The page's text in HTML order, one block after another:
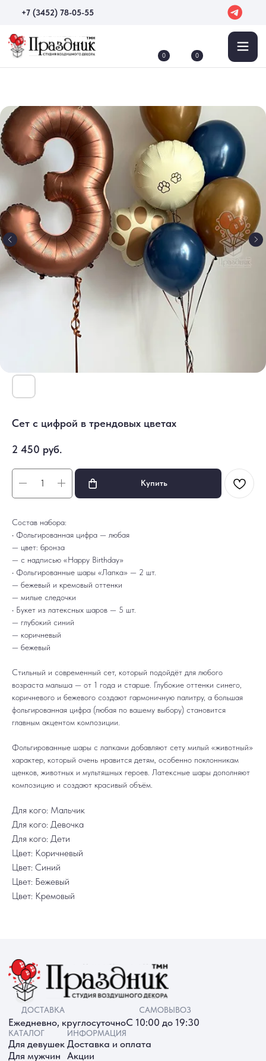
+7 (3452) 78-05-55
Сет с цифрой в трендовых цветах
2 450 руб.
Купить
Состав набора:
• Фольгированная цифра — любая
— цвет: бронза
— с надписью «Happy Birthday»
• Фольгированные шары «Лапка» — 2 шт.
— бежевый и кремовый оттенки
— милые следочки
• Букет из латексных шаров — 5 шт.
— глубокий синий
— коричневый
— бежевый
Стильный и современный сет, который подойдёт для любого
возраста малыша — от 1 года и старше. Глубокие оттенки синего,
коричневого и бежевого создают гармоничную палитру, а большая
фольгированная цифра (любая по вашему выбору) становится
главным акцентом композиции.
Фольгированные шары с лапками добавляют сету милый «животный»
характер, который очень нравится детям, особенно поклонникам
щенков, животных и мультяшных героев. Латексные шары дополняют
композицию и создают красивый объём.
Для кого: Мальчик
Для кого: Девочка
Для кого: Дети
Цвет: Коричневый
Цвет: Синий
Цвет: Бежевый
Цвет: Кремовый
ДОСТАВКА САМОВЫВОЗ
Для девушек
Для мужчин
Для детей
Цифры
Хиты продаж
Акции
Доставка и оплата
Гарантия и возврат
Наши работы
Контакты
+7 (3452) 78-05-55
+7 952 678‑05‑55
ТЮМЕНЬ, УЛ. МУРАВЛЕНКО Д. 13
Смотреть в 2ГИССмотреть в Яндекс